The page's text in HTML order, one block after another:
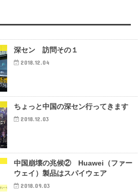
深セン 訪問その１
2018.12.04
ちょっと中国の深セン行ってきます
2018.12.03
中国崩壊の兆候② Huawei（ファー
ウェイ）製品はスパイウェア
2018.09.03